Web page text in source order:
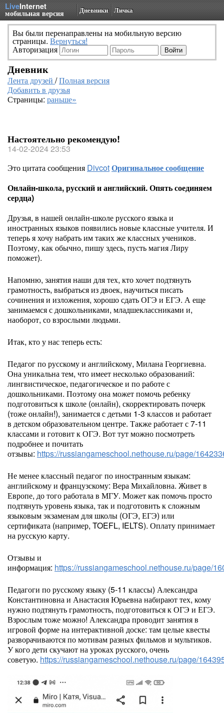
LiveInternet
мобильная версия Дневники Личка
Вы были перенаправлены на мобильную версию
страницы. Вернуться!
Авторизация
Дневник
Лента друзей /Полная версия
Добавить в друзья
Страницы: раньше»
Настоятельно рекомендую!
14-02-2024 23:53
Это цитата сообщения DivcotОригинальное сообщение
Онлайн-школа, русский и английский. Опять соединяем
сердца)
Друзья, в нашей онлайн-школе русского языка и
иностранных языков появились новые классные учителя. И
теперь я хочу набрать им таких же классных учеников.
Поэтому, как обычно, пишу здесь, пусть магия Лиру
поможет).
Напомню, занятия наши для тех, кто хочет подтянуть
грамотность, выбраться из двоек, научиться писать
сочинения и изложения, хорошо сдать ОГЭ и ЕГЭ. А еще
занимаемся с дошкольниками, младшеклассниками и,
наоборот, со взрослыми людьми.
Итак, кто у нас теперь есть:
Педагог по русскому и английскому, Милана Георгиевна.
Она уникальна тем, что имеет несколько образований:
лингвистическое, педагогическое и по работе с
дошкольниками. Поэтому она может помочь ребенку
подготовиться к школе (онлайн), скорректировать почерк
(тоже онлайн!), занимается с детьми 1-3 классов и работает
в детском образовательном центре. Также работает с 7-11
классами и готовит к ОГЭ. Вот тут можно посмотреть
подробнее и почитать
отзывы: https://russiangameschool.nethouse.ru/page/
Не менее классный педагог по иностранным языкам:
английскому и французскому: Вера Михайловна. Живет в
Европе, до того работала в МГУ. Может как помочь просто
подтянуть уровень языка, так и подготовить к сложным
языковым экзаменам для школы (ОГЭ, ЕГЭ) или
сертификата (например, TOEFL, IELTS). Оплату принимает
на русскую карту.
Отзывы и
информация: https://russiangameschool.nethouse.ru/page/
Педагоги по русскому языку (5-11 классы) Александра
Константиновна и Анастасия Юрьевна набирают тех, кому
нужно подтянуть грамотность, подготовиться к ОГЭ и ЕГЭ.
Взрослым тоже можно! Александра проводит занятия в
игровой форме на интерактивной доске: там целые квесты
разворачиваются по мотивам разных фильмов и мультиков.
У кого дети скучают на уроках русского, очень
советую. https://russiangameschool.nethouse.ru/page/